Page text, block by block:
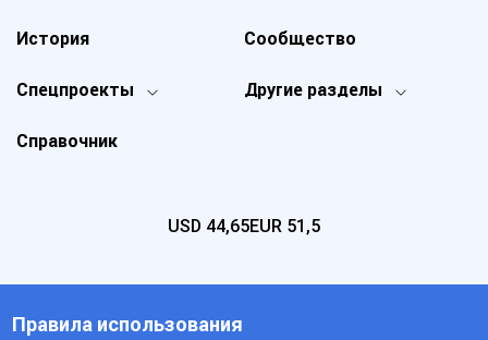
Спецпроекты Другие разделы
История
Справочник
Сообщество
USD 44,65EUR 51,5
Правила использования